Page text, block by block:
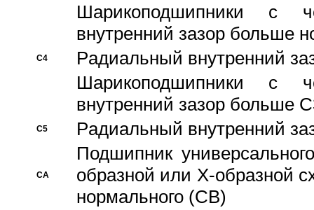
Шарикоподшипники с
внутренний зазор больше
C4
Pадиальный внутренний
Шарикоподшипники с
внутренний зазор больше
C5 Pадиальный внутренний
CA
Подшипник
образной или Х-образной
нормального (CB)